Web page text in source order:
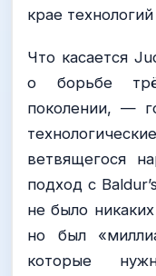
крае
Что касается
о борьбе
поколении, —
ветвящегося
подход с
не было
но был
которые